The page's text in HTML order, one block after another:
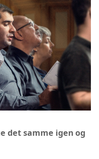
det samme igen og